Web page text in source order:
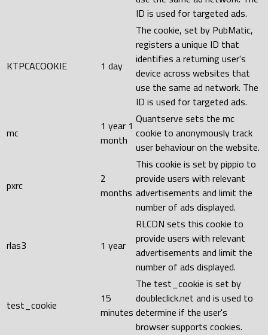
ID is used for targeted ads.
KTPCACOOKIE 1 day
The cookie, set by PubMatic,
registers a unique ID that
identifies a returning user's
device across websites that
use the same ad network. The
ID is used for targeted ads.
mc
1 year 1
month
Quantserve sets the mc
cookie to anonymously track
user behaviour on the website.
pxrc
2
months
This cookie is set by pippio to
provide users with relevant
advertisements and limit the
number of ads displayed.
rlas3 1 year
RLCDN sets this cookie to
provide users with relevant
advertisements and limit the
number of ads displayed.
test_cookie
15
minutes
The test_cookie is set by
doubleclick.net and is used to
determine if the user's
browser supports cookies.